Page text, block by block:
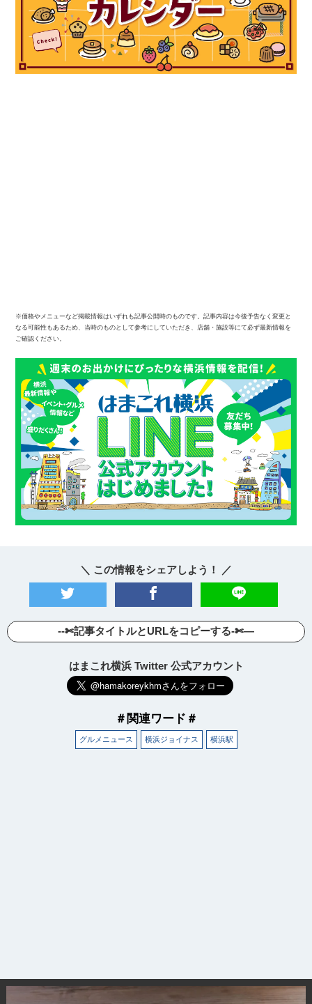
※価格やメニューなど掲載情報はいずれも記事公開時のものです。記事内容は今後予告なく変更と
なる可能性もあるため、当時のものとして参考にしていただき、店舗・施設等にて必ず最新情報を
ご確認ください。
＼ この情報をシェアしよう！ ／
--✄記事タイトルとURLをコピーする-✄—
はまこれ横浜 Twitter 公式アカウント
＃関連ワード＃
グルメニュース 横浜ジョイナス 横浜駅